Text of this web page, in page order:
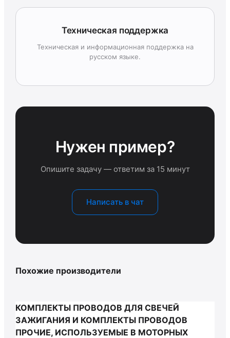
Техническая поддержка
Техническая и информационная поддержка на
русском языке.
Нужен пример?
Опишите задачу — ответим за 15 минут
Написать в чат
Похожие производители
КОМПЛЕКТЫ ПРОВОДОВ ДЛЯ СВЕЧЕЙ
ЗАЖИГАНИЯ И КОМПЛЕКТЫ ПРОВОДОВ
ПРОЧИЕ, ИСПОЛЬЗУЕМЫЕ В МОТОРНЫХ